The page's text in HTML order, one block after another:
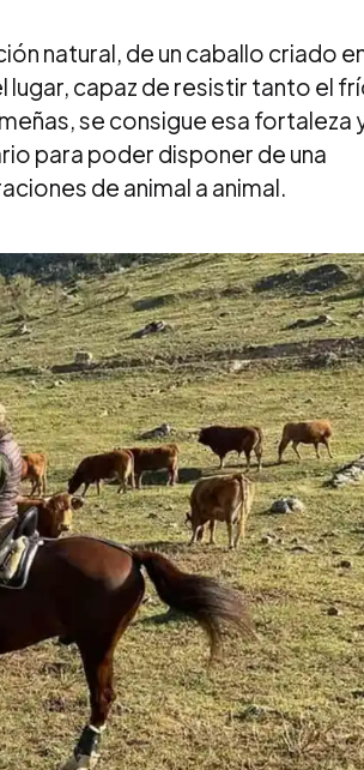
natural, de un caballo criado
capaz de resistir tanto el
se consigue esa fortaleza
para poder disponer de una
de animal a animal.